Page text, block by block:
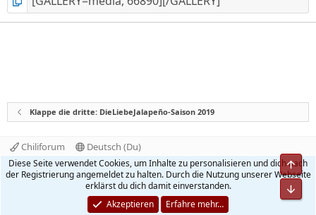
Klappe die dritte: DieLiebeJalapeño-Saison 2019
Chiliforum
Deutsch (Du)
Kontakt
Nutzungsbedingungen
Datenschutz
Hilfe und Impressum
Start
R
S
Community platform by XenForo® © 2010-2026 XenForo Ltd.
Quality Add-Ons made withbyWMTech.
Diese Seite verwendet Cookies, um Inhalte zu personalisieren und dich nach
der Registrierung angemeldet zu halten. Durch die Nutzung unserer Webseite
erklärst du dich damit einverstanden.
Akzeptieren
Erfahre mehr…